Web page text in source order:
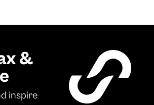
&
inspire